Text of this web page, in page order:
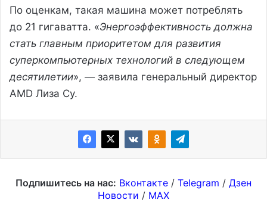
По оценкам, такая машина может потреблять
до 21 гигаватта. «Энергоэффективность должна
стать главным приоритетом для развития
суперкомпьютерных технологий в следующем
десятилетии», — заявила генеральный директор
AMD Лиза Су.
Подпишитесь на нас: Вконтакте / Telegram / Дзен
Новости / MAX